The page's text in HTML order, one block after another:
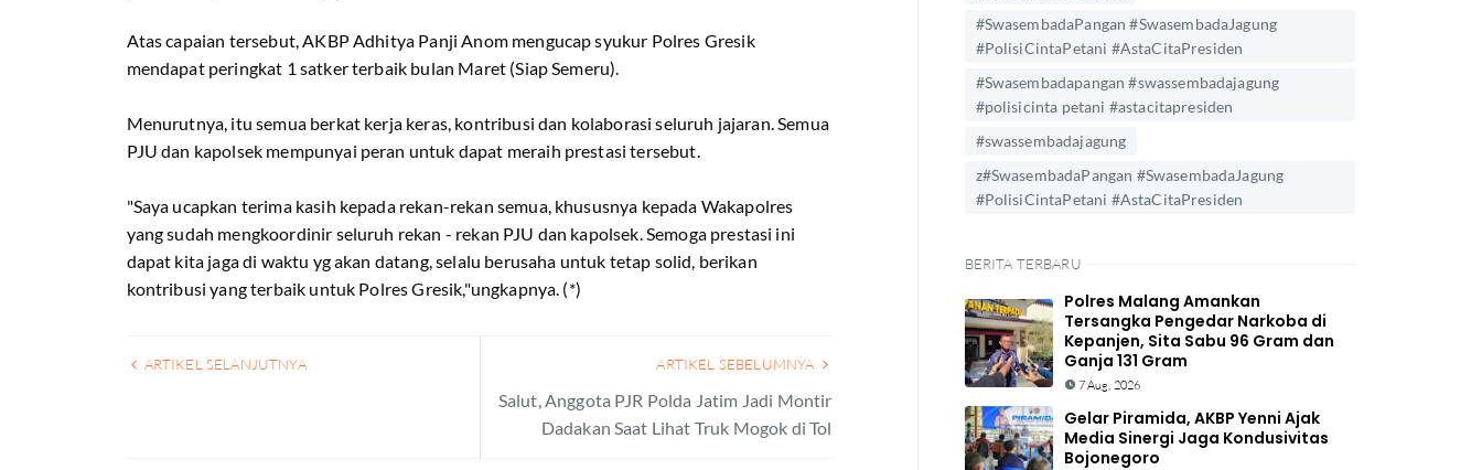
Atas capaian tersebut, AKBP Adhitya Panji Anom mengucap syukur Polres Gresik
mendapat peringkat 1 satker terbaik bulan Maret (Siap Semeru).
Menurutnya, itu semua berkat kerja keras, kontribusi dan kolaborasi seluruh jajaran. Semua
PJU dan kapolsek mempunyai peran untuk dapat meraih prestasi tersebut.
"Saya ucapkan terima kasih kepada rekan-rekan semua, khususnya kepada Wakapolres
yang sudah mengkoordinir seluruh rekan - rekan PJU dan kapolsek. Semoga prestasi ini
dapat kita jaga di waktu yg akan datang, selalu berusaha untuk tetap solid, berikan
kontribusi yang terbaik untuk Polres Gresik,"ungkapnya. (*)
ARTIKEL SELANJUTNYA ARTIKEL SEBELUMNYA
Salut, Anggota PJR Polda Jatim Jadi Montir
Dadakan Saat Lihat Truk Mogok di Tol
#SwasembadaPangan #SwasembadaJagung
#PolisiCintaPetani #AstaCitaPresiden
#Swasembadapangan #swassembadajagung
#polisicinta petani #astacitapresiden
#swassembadajagung
z#SwasembadaPangan #SwasembadaJagung
#PolisiCintaPetani #AstaCitaPresiden
BERITA TERBARU
Polres Malang Amankan
Tersangka Pengedar Narkoba di
Kepanjen, Sita Sabu 96 Gram dan
Ganja 131 Gram
7 Aug, 2026
Gelar Piramida, AKBP Yenni Ajak
Media Sinergi Jaga Kondusivitas
Bojonegoro